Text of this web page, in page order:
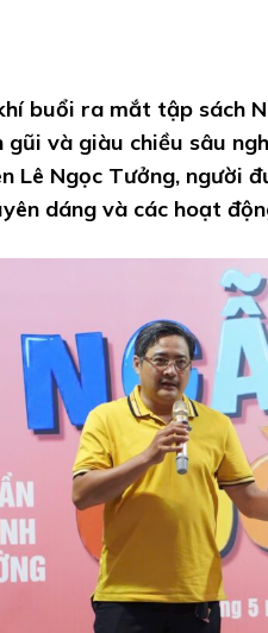
buổi ra mắt tập sách
gũi và giàu chiều sâu
Lê Ngọc Tưởng, người
dáng và các hoạt